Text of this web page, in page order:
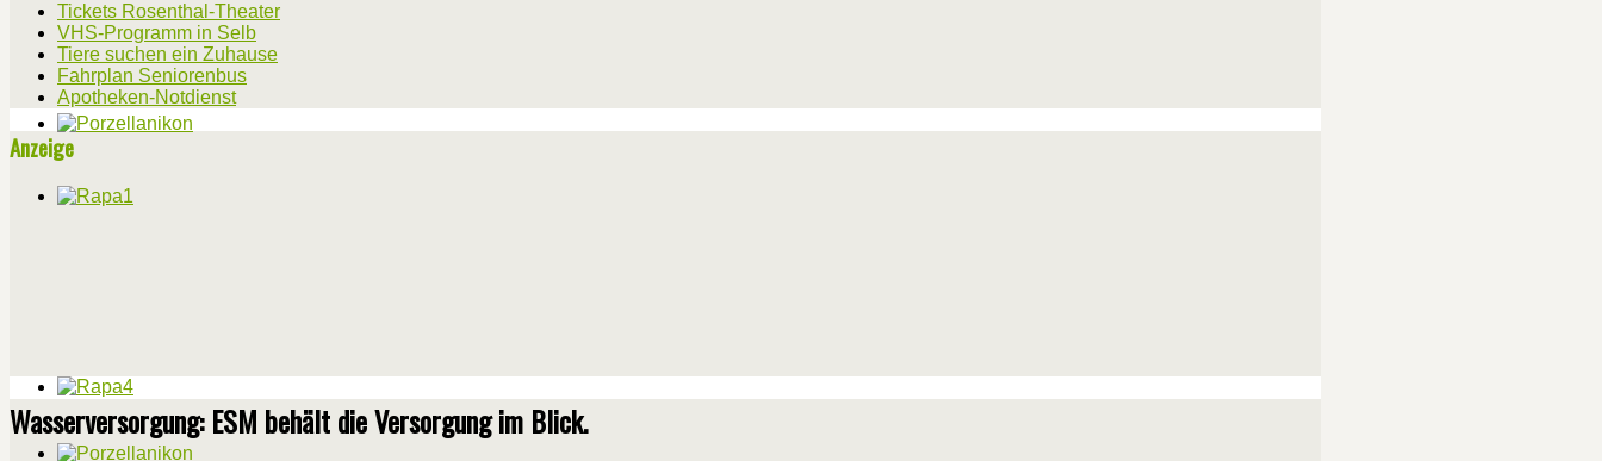
Tickets Rosenthal-Theater
VHS-Programm in Selb
Tiere suchen ein Zuhause
Fahrplan Seniorenbus
Apotheken-Notdienst
Anzeige
Wasserversorgung: ESM behält die Versorgung im Blick.